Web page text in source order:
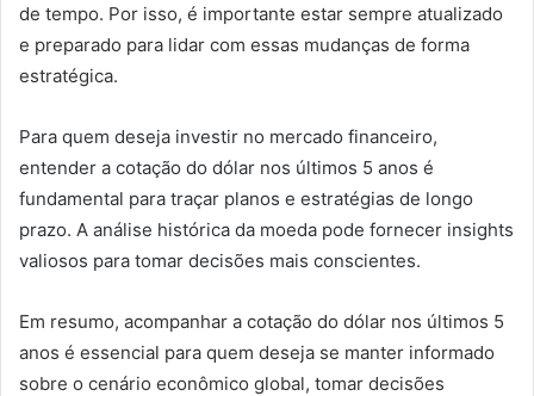
de tempo. Por isso, é importante estar sempre atualizado
e preparado para lidar com essas mudanças de forma
estratégica.
Para quem deseja investir no mercado financeiro,
entender a cotação do dólar nos últimos 5 anos é
fundamental para traçar planos e estratégias de longo
prazo. A análise histórica da moeda pode fornecer insights
valiosos para tomar decisões mais conscientes.
Em resumo, acompanhar a cotação do dólar nos últimos 5
anos é essencial para quem deseja se manter informado
sobre o cenário econômico global, tomar decisões